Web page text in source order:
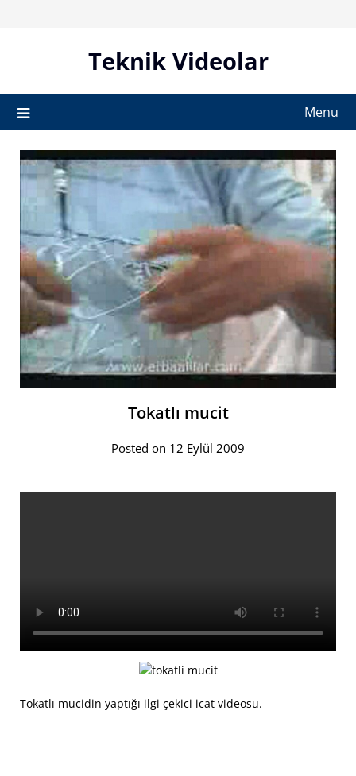
Teknik Videolar
Menu
Tokatlı mucit
Posted on 12 Eylül 2009
Tokatlı mucidin yaptığı ilgi çekici icat videosu.